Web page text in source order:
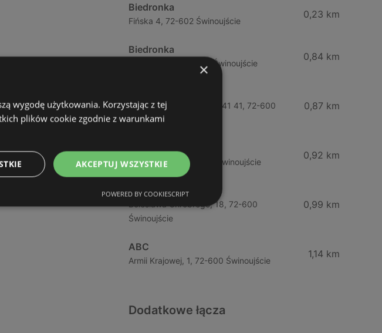
Biedronka
Fińska 4, 72-602 Świnoujście
0,23 km
Biedronka
Chrobrego 9, 72-600 Świnoujście
0,84 km
Ul. Bohaterów Września 41 41, 72-600
Świnoujście
0,87 km
ABC
Barlickiego, 4, 72-600 Świnoujście
0,92 km
ABC
Bolesława Chrobrego, 18, 72-600
Świnoujście
0,99 km
ABC
Armii Krajowej, 1, 72-600 Świnoujście
1,14 km
Dodatkowe łącza
×
wygodę użytkowania. Korzystając z tej
plików cookie zgodnie z warunkami
AKCEPTUJ WSZYSTKIE
POWERED BY COOKIESCRIPT